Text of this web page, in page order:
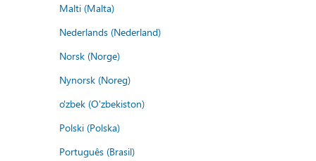
Malti (Malta)
Nederlands (Nederland)
Norsk (Norge)
Nynorsk (Noreg)
o'zbek (O'zbekiston)
Polski (Polska)
Português (Brasil)